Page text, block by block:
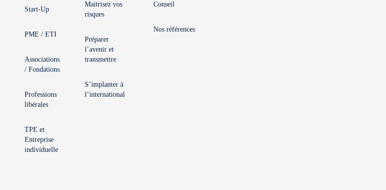
Start-Up
PME / ETI
Associations
/ Fondations
Professions
libérales
TPE et
Entreprise
individuelle
Maitrisez vos
risques
Préparer
l’avenir et
transmettre
S’implanter à
l’international
Conseil
Nos références